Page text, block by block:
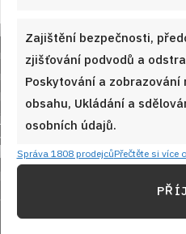
Zajištění bezpečnosti,
zjišťování podvodů a
Poskytování a zobrazování
obsahu, Ukládání a
osobních údajů.
Správa 1808 prodejcůPřečtěte si více